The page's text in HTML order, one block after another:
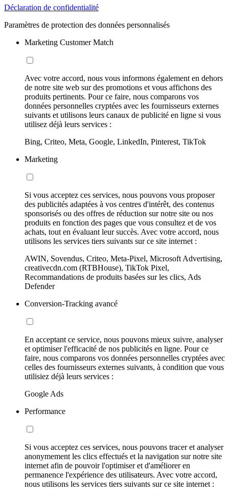
Déclaration de confidentialité
Paramètres de protection des données personnalisés
Marketing Customer Match
Avec votre accord, nous vous informons également en dehors
de notre site web sur des promotions et vous affichons des
produits pertinents. Pour ce faire, nous comparons vos
données personnelles cryptées avec les fournisseurs externes
suivants et utilisons leurs canaux de publicité en ligne si vous
utilisez déjà leurs services :
Bing, Criteo, Meta, Google, LinkedIn, Pinterest, TikTok
Marketing
Si vous acceptez ces services, nous pouvons vous proposer
des publicités adaptées à vos centres d'intérêt, des contenus
sponsorisés ou des offres de réduction sur notre site ou nos
produits en fonction des pages que vous consultez et de vos
achats, tout en évaluant leur succès. Avec votre accord, nous
utilisons les services tiers suivants sur ce site internet :
AWIN, Sovendus, Criteo, Meta-Pixel, Microsoft Advertising,
creativecdn.com (RTBHouse), TikTok Pixel,
Recommandations de produits basées sur les clics, Ads
Defender
Conversion-Tracking avancé
En acceptant ce service, nous pouvons mieux suivre, analyser
et optimiser l'efficacité de nos publicités en ligne. Pour ce
faire, nous comparons vos données personnelles cryptées avec
celles des fournisseurs externes suivants, à condition que vous
utilisiez déjà leurs services :
Google Ads
Performance
Si vous acceptez ces services, nous pouvons tracer et analyser
anonymement les clics effectués et la navigation sur notre site
internet afin de pouvoir l'optimiser et d'améliorer en
permanence l'expérience des utilisateurs. Avec votre accord,
nous utilisons les services tiers suivants sur ce site internet :